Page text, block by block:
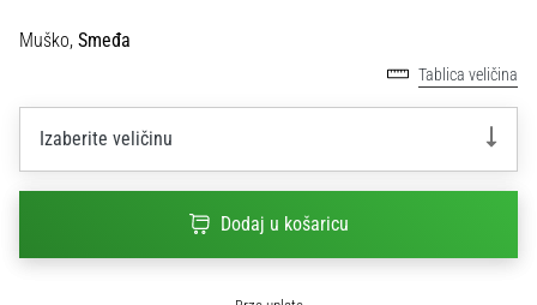
Pripremi
za
ženski
2025
dresovima
Muško, Smeđa
Tablica veličina
Izaberite veličinu
Dodaj u košaricu